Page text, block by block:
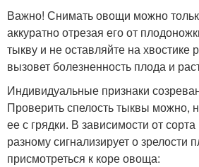
Важно! Снимать овощи можно
аккуратно отрезая его от
тыкву и не оставляйте на
вызовет болезненность плода и
Индивидуальные признаки
Проверить спелость тыквы можно,
ее с грядки. В зависимости от
разному сигнализирует о зрелости
присмотреться к коре овоща: